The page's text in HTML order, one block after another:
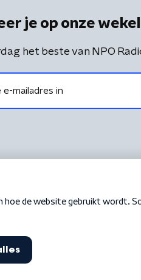
je op onze
het beste van NPO